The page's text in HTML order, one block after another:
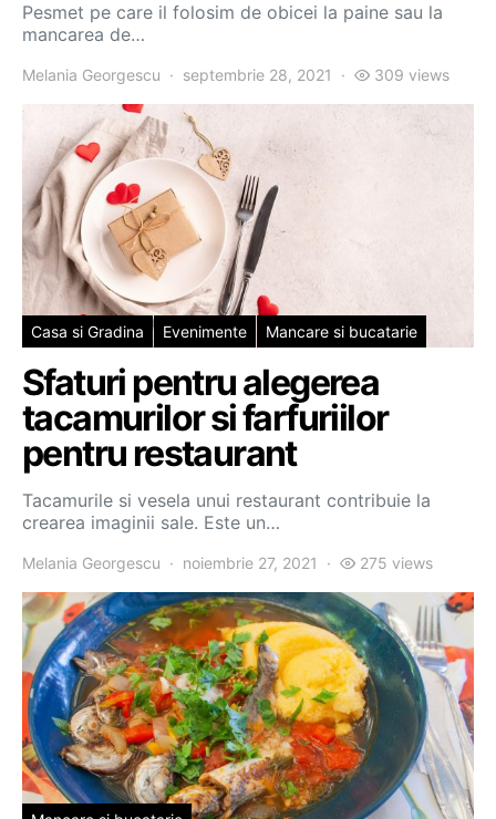
Pesmet pe care il folosim de obicei la paine sau la
mancarea de…
Melania Georgescu septembrie 28, 2021 309 views
Casa si Gradina Evenimente Mancare si bucatarie
Sfaturi pentru alegerea
tacamurilor si farfuriilor
pentru restaurant
Tacamurile si vesela unui restaurant contribuie la
crearea imaginii sale. Este un…
Melania Georgescu noiembrie 27, 2021 275 views